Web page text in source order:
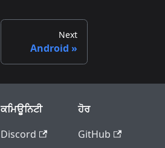
Next
Android
ਕਮਿਊਨਿਟੀ
Discord
ਹੋਰ
GitHub